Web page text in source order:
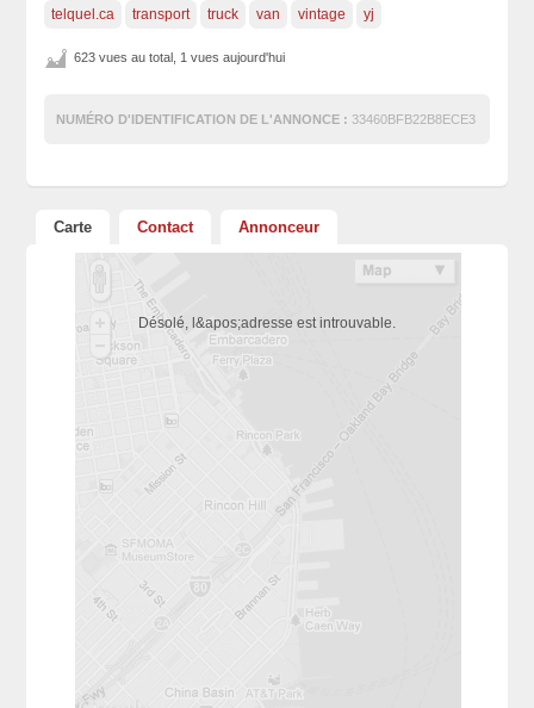
telquel.ca transport truck van vintage yj
623 vues au total, 1 vues aujourd'hui
NUMÉRO D'IDENTIFICATION DE L'ANNONCE : 33460BFB22B8ECE3
Carte Contact Annonceur
Désolé, l&apos;adresse est introuvable.